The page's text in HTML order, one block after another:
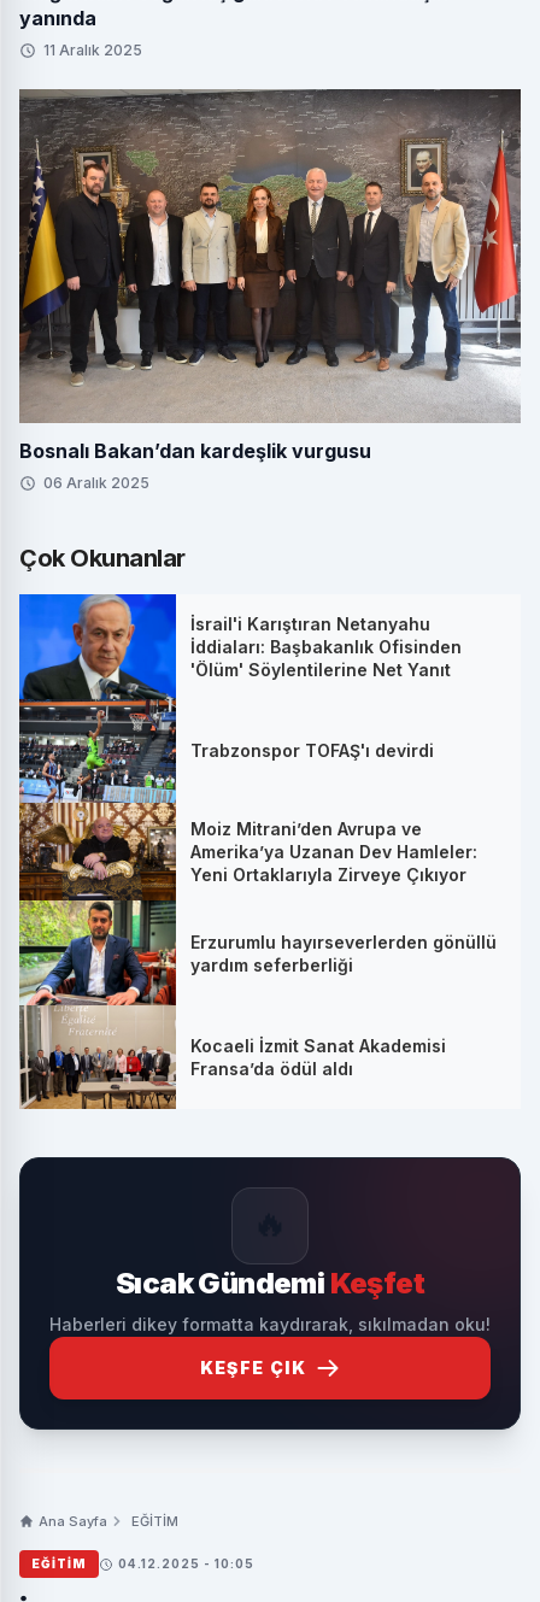
yanında
11 Aralık 2025
Bosnalı Bakan’dan kardeşlik vurgusu
06 Aralık 2025
Çok Okunanlar
İsrail'i Karıştıran Netanyahu
İddiaları: Başbakanlık Ofisinden
'Ölüm' Söylentilerine Net Yanıt
Trabzonspor TOFAŞ'ı devirdi
Moiz Mitrani’den Avrupa ve
Amerika’ya Uzanan Dev Hamleler:
Yeni Ortaklarıyla Zirveye Çıkıyor
Erzurumlu hayırseverlerden gönüllü
yardım seferberliği
Kocaeli İzmit Sanat Akademisi
Fransa’da ödül aldı
Sıcak Gündemi Keşfet
Haberleri dikey formatta kaydırarak, sıkılmadan oku!
KEŞFE ÇIK
Ana Sayfa EĞİTİM
EĞİTİM 04.12.2025 - 10:05